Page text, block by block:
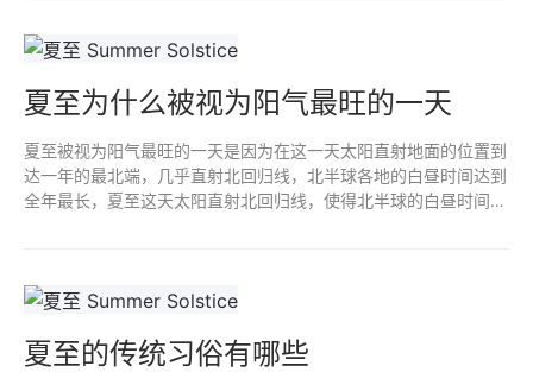
夏至为什么被视为阳气最旺的一天
夏至被视为阳气最旺的一天是因为在这一天太阳直射地面的位置到
达一年的最北端，几乎直射北回归线，北半球各地的白昼时间达到
全年最长，夏至这天太阳直射北回归线，使得北半球的白昼时间达
夏至的传统习俗有哪些